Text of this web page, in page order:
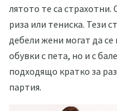
лятото те са
риза или тениска. Тези
дебели жени могат да
обувки с пета, но и с
подходящо кратко за
партия.